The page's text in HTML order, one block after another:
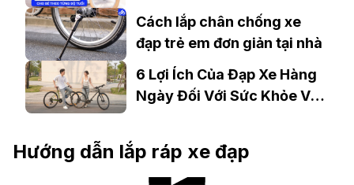
Cách lắp chân chống xe
đạp trẻ em đơn giản tại nhà
6 Lợi Ích Của Đạp Xe Hàng
Ngày Đối Với Sức Khỏe Và
Hướng dẫn lắp ráp xe đạp